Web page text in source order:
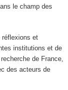
le champ des
réflexions et
institutions et de
de France,
des acteurs de